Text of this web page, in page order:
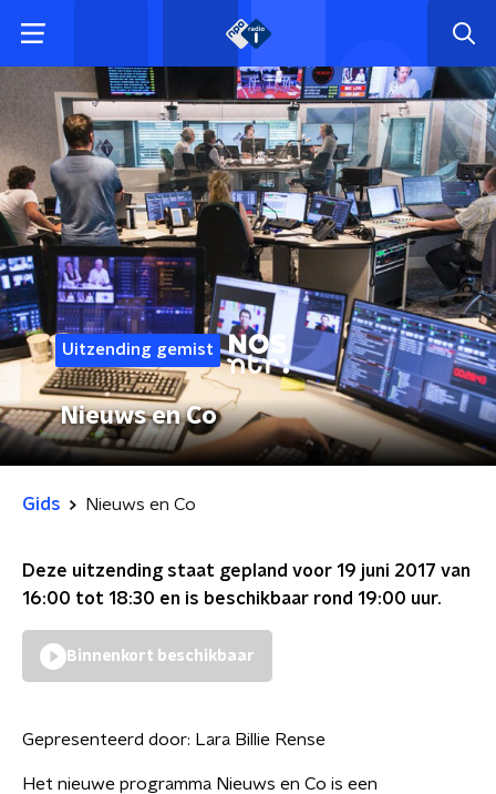
Uitzending gemist
Nieuws en Co
Gids Nieuws en Co
Deze uitzending staat gepland voor 19 juni 2017 van
16:00 tot 18:30 en is beschikbaar rond 19:00 uur.
Binnenkort beschikbaar
Gepresenteerd door: Lara Billie Rense
Het nieuwe programma Nieuws en Co is een